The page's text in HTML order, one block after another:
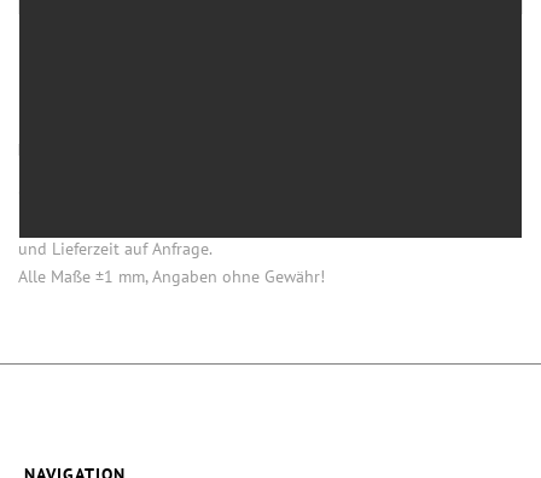
HINWEISE
und Lieferzeit auf Anfrage.
Alle Maße ±1 mm, Angaben ohne Gewähr!